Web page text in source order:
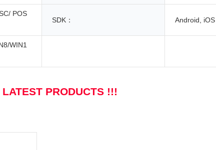
POS
SDK： Android, iOS
WIN1
LATEST PRODUCTS !!!